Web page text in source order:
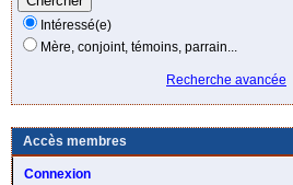
Intéressé(e)
Mère, conjoint, témoins, parrain...
Recherche avancée
Accès membres
Connexion